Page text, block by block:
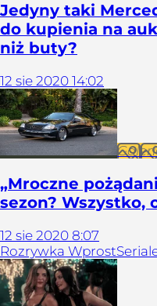
Jedyny taki
do kupienia na
niż buty?
12 sie 2020 14:02
„Mroczne
sezon? Wszystko,
12 sie 2020 8:07
Rozrywka WprostSeriale